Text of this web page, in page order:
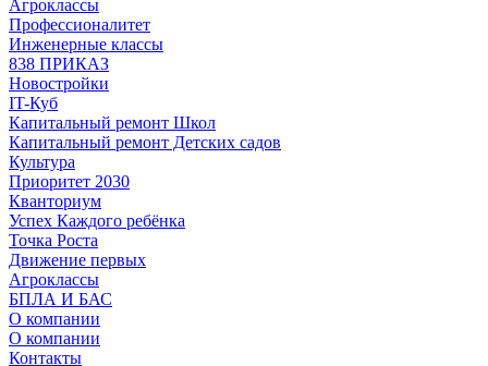
Агроклассы
Профессионалитет
Инженерные классы
838 ПРИКАЗ
Новостройки
IT-Куб
Капитальный ремонт Школ
Капитальный ремонт Детских садов
Культура
Приоритет 2030
Кванториум
Успех Каждого ребёнка
Точка Роста
Движение первых
Агроклассы
БПЛА И БАС
О компании
О компании
Контакты